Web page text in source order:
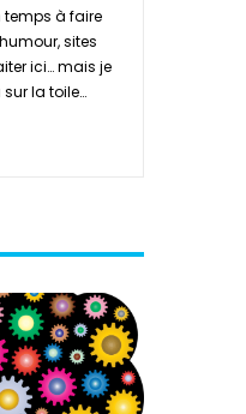
temps à faire
sites
ici… mais je
la toile…